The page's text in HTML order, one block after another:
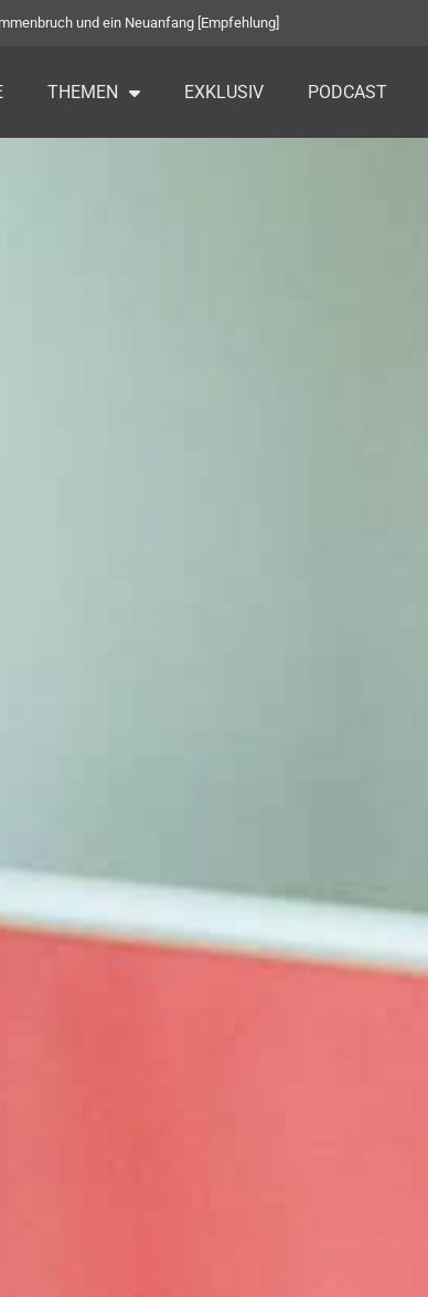
und ein Neuanfang [Empfehlung]
THEMEN EXKLUSIV PODCAST